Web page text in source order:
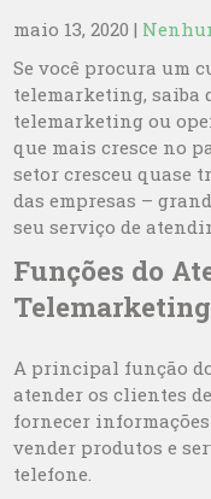
maio 13, 2020 |
Se você procura um
telemarketing, saiba
telemarketing ou
que mais cresce no
setor cresceu quase
das empresas –
seu serviço de
Funções do
Telemarketing
A principal função
atender os clientes
fornecer
vender produtos e
telefone.